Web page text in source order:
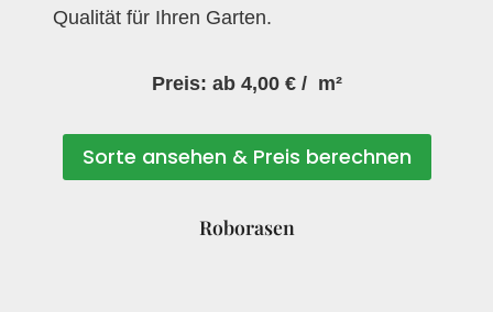
Qualität für Ihren Garten.
Preis: ab 4,00 € / m²
Sorte ansehen & Preis berechnen
Roborasen